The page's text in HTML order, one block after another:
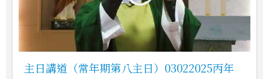
主日講道（常年期第八主日）03022025丙年